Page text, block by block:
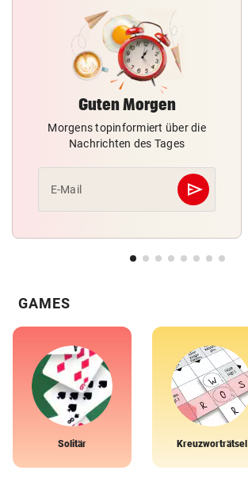
Guten Morgen
Morgens topinformiert über die
Nachrichten des Tages
E-Mail send
Abschicken
GAMES
Solitär Kreuzworträtsel